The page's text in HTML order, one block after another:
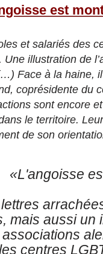
est
et salariés des
illustration de
Face à la haine,
coprésidente du
sont encore
le territoire.
de son
«L'angoisse
mais aussi un
centres